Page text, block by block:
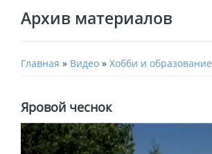
Архив материалов
Главная » Видео » Хобби и образование
Яровой чеснок